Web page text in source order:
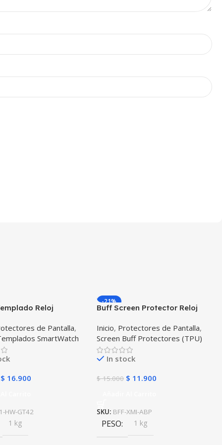
Reloj
de Pantalla,
SmartWatch
$ 16.900
HW-GT42
1 kg
-21%
Buff Screen Protector Reloj
Inicio, Protectores de Pantalla,
Screen Buff Protectores (TPU)
In stock
$15.000 $ 11.900
SKU: BFF-XMI-ABP
PESO 1 kg